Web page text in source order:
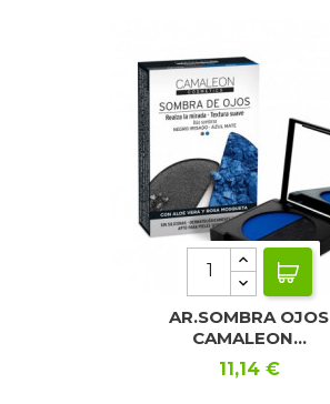
AR.SOMBRA OJOS
CAMALEON...
Precio
11,14 €